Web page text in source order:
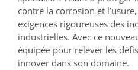
contre la corrosion et
exigences rigoureuses des
industrielles. Avec ce
équipée pour relever les
innover dans son domaine.